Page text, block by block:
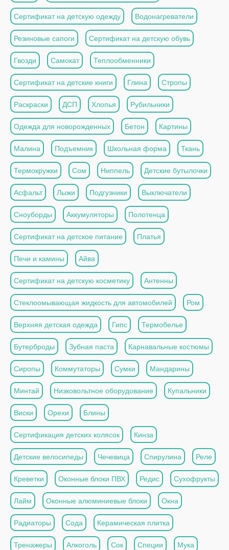
Сертификат на детскую одежду Водонагреватели
Резиновые сапоги Сертификат на детскую обувь
Гвозди Самокат Теплообменники
Сертификат на детские книги Глина Стропы
Раскраски ДСП Хлопья Рубильники
Одежда для новорожденных Бетон Картины
Малина Подъемник Школьная форма Ткань
Термокружки Сом Ниппель Детские бутылочки
Асфальт Лыжи Подгузники Выключатели
Сноуборды Аккумуляторы Полотенца
Сертификат на детское питание Платья
Печи и камины Айва
Сертификат на детскую косметику Антенны
Стеклоомывающая жидкость для автомобилей Ром
Верхняя детская одежда Гипс Термобелье
Бутерброды Зубная паста Карнавальные костюмы
Сиропы Коммутаторы Сумки Мандарины
Минтай Низковольтное оборудование Купальники
Виски Орехи Блины
Сертификация детских колясок Кинза
Детские велосипеды Чечевица Спирулина Реле
Креветки Оконные блоки ПВХ Редис Сухофрукты
Лайм Оконные алюминиевые блоки Окна
Радиаторы Сода Керамическая плитка
Тренажеры Алкоголь Сок Специи Мука